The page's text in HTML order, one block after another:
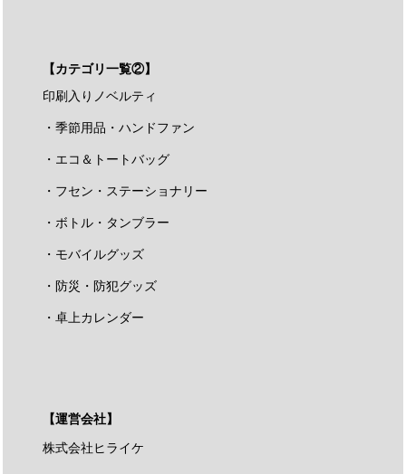
【カテゴリ一覧②】
印刷入りノベルティ
・季節用品・ハンドファン
・エコ＆トートバッグ
・フセン・ステーショナリー
・ボトル・タンブラー
・モバイルグッズ
・防災・防犯グッズ
・卓上カレンダー
【運営会社】
株式会社ヒライケ